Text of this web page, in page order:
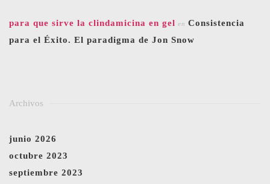
para que sirve la clindamicina en gel en Consistencia
para el Éxito. El paradigma de Jon Snow
Archivos
junio 2026
octubre 2023
septiembre 2023